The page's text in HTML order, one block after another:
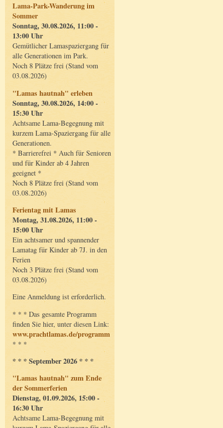
Lama-Park-Wanderung im
Sommer
Sonntag, 30.08.2026, 11:00 -
13:00 Uhr
Gemütlicher Lamaspaziergang für
alle Generationen im Park.
Noch 8 Plätze frei (Stand vom
03.08.2026)
"Lamas hautnah" erleben
Sonntag, 30.08.2026, 14:00 -
15:30 Uhr
Achtsame Lama-Begegnung mit
kurzem Lama-Spaziergang für alle
Generationen.
* Barrierefrei * Auch für Senioren
und für Kinder ab 4 Jahren
geeignet *
Noch 8 Plätze frei (Stand vom
03.08.2026)
Ferientag mit Lamas
Montag, 31.08.2026, 11:00 -
15:00 Uhr
Ein achtsamer und spannender
Lamatag für Kinder ab 7J. in den
Ferien
Noch 3 Plätze frei (Stand vom
03.08.2026)
Eine Anmeldung ist erforderlich.
* * * Das gesamte Programm
finden Sie hier, unter diesen Link:
www.prachtlamas.de/programm
* * *
* * * September 2026 * * *
"Lamas hautnah" zum Ende
der Sommerferien
Dienstag, 01.09.2026, 15:00 -
16:30 Uhr
Achtsame Lama-Begegnung mit